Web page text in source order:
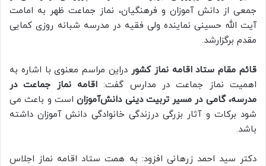
جمعی از دانش آموزان و فرهنگیان، نماز جماعت ظهر به امامت
آیت الله حسینی نماینده ولی فقیه در مدرسه شبانه روزی کمایی
مقدم برگزارشد.
قائم مقام ستاد اقامه نماز کشور دراین مراسم معنوی با اشاره به
اهمیت نماز جماعت در مدارس گفت:اقامه نماز جماعت در
مدرسه، گامی در مسیر تربیت دینی دانش‌آموزاناست و باعث می
شود برکات و آثار بزرگی درزندگی خانوادگی دانش آموزان داشته
باشد.
دکتر سید احمد زرهانی افزود: به همت ستاد اقامه نماز اجلاس